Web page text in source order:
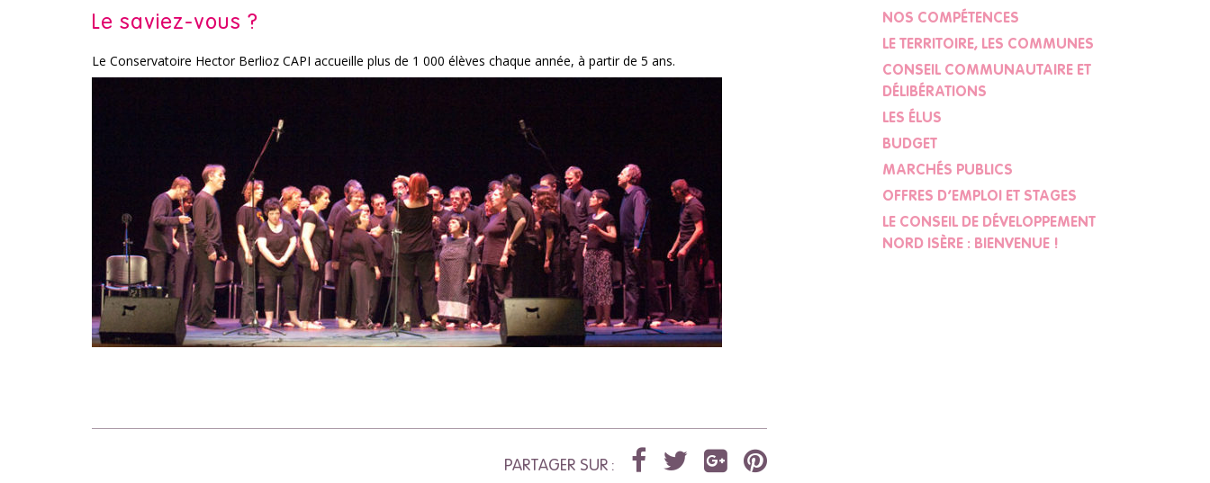
Le saviez-vous ?
Le Conservatoire Hector Berlioz CAPI accueille plus de 1 000 élèves chaque année, à partir de 5 ans.
PARTAGER SUR :
NOS COMPÉTENCES
LE TERRITOIRE, LES COMMUNES
CONSEIL COMMUNAUTAIRE ET
DÉLIBÉRATIONS
LES ÉLUS
BUDGET
MARCHÉS PUBLICS
OFFRES D’EMPLOI ET STAGES
LE CONSEIL DE DÉVELOPPEMENT
NORD ISÈRE : BIENVENUE !